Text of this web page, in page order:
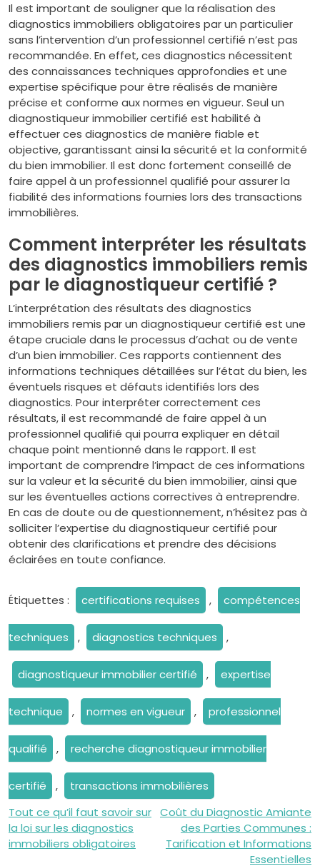
Il est important de souligner que la réalisation des
diagnostics immobiliers obligatoires par un particulier
sans l’intervention d’un professionnel certifié n’est pas
recommandée. En effet, ces diagnostics nécessitent
des connaissances techniques approfondies et une
expertise spécifique pour être réalisés de manière
précise et conforme aux normes en vigueur. Seul un
diagnostiqueur immobilier certifié est habilité à
effectuer ces diagnostics de manière fiable et
objective, garantissant ainsi la sécurité et la conformité
du bien immobilier. Il est donc fortement conseillé de
faire appel à un professionnel qualifié pour assurer la
fiabilité des informations fournies lors des transactions
immobilières.
Comment interpréter les résultats
des diagnostics immobiliers remis
par le diagnostiqueur certifié ?
L’interprétation des résultats des diagnostics
immobiliers remis par un diagnostiqueur certifié est une
étape cruciale dans le processus d’achat ou de vente
d’un bien immobilier. Ces rapports contiennent des
informations techniques détaillées sur l’état du bien, les
éventuels risques et défauts identifiés lors des
diagnostics. Pour interpréter correctement ces
résultats, il est recommandé de faire appel à un
professionnel qualifié qui pourra expliquer en détail
chaque point mentionné dans le rapport. Il est
important de comprendre l’impact de ces informations
sur la valeur et la sécurité du bien immobilier, ainsi que
sur les éventuelles actions correctives à entreprendre.
En cas de doute ou de questionnement, n’hésitez pas à
solliciter l’expertise du diagnostiqueur certifié pour
obtenir des clarifications et prendre des décisions
éclairées en toute confiance.
Étiquettes : certifications requises , compétences
techniques , diagnostics techniques ,
diagnostiqueur immobilier certifié , expertise
technique , normes en vigueur , professionnel
qualifié , recherche diagnostiqueur immobilier
certifié , transactions immobilières
Navigation
de
Tout ce qu’il faut savoir sur
la loi sur les diagnostics
immobiliers obligatoires
Coût du Diagnostic Amiante
des Parties Communes :
Tarification et Informations
Essentielles